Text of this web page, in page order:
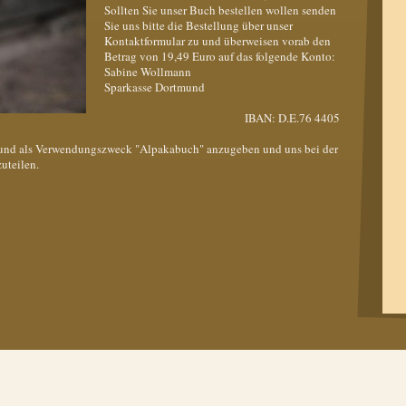
Sollten Sie unser Buch bestellen wollen senden
Sie uns bitte die Bestellung über unser
Kontaktformular zu und überweisen vorab den
Betrag von 19,49 Euro auf das folgende Konto:
Sabine Wollmann
Sparkasse Dortmund
IBAN: D.E.76 4405
als Verwendungszweck "Alpakabuch" anzugeben und uns bei der